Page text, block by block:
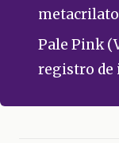
Pale Pink
registro de